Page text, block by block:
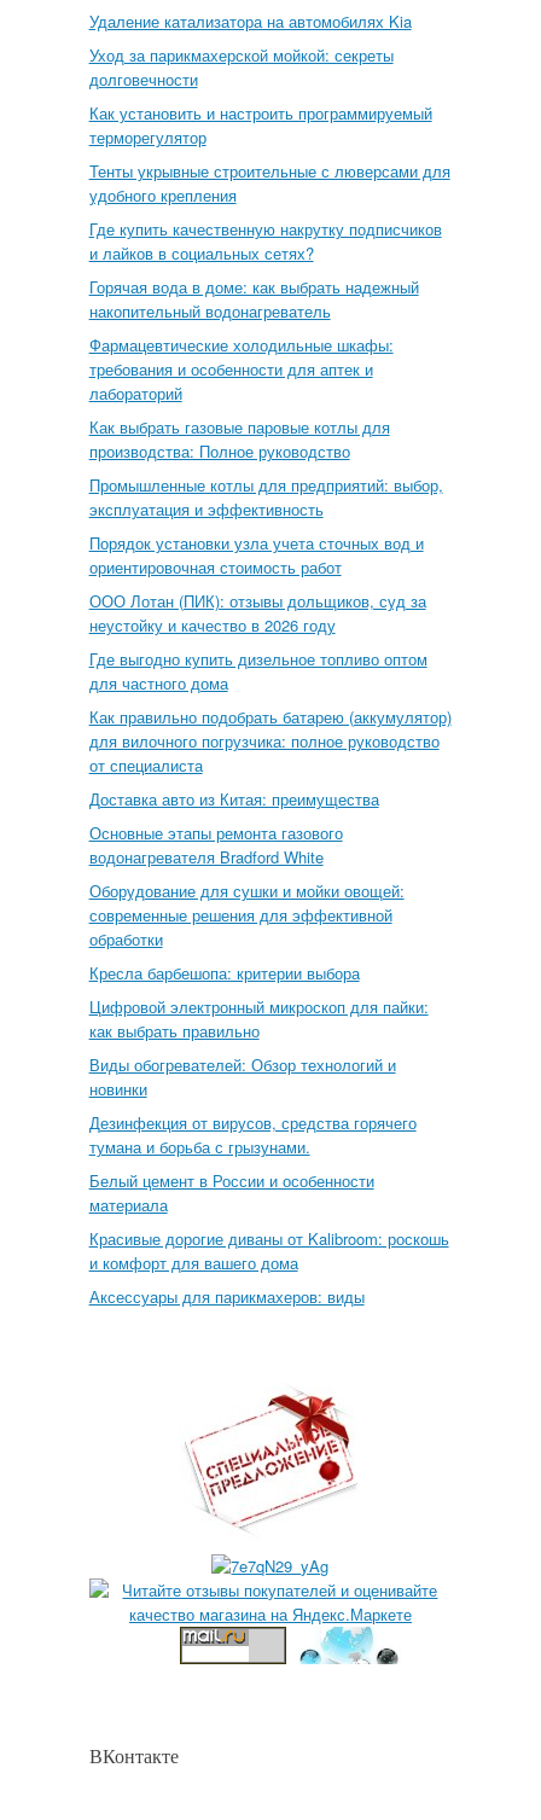
Удаление катализатора на автомобилях Kia
Уход за парикмахерской мойкой: секреты
долговечности
Как установить и настроить программируемый
терморегулятор
Тенты укрывные строительные с люверсами для
удобного крепления
Где купить качественную накрутку подписчиков
и лайков в социальных сетях?
Горячая вода в доме: как выбрать надежный
накопительный водонагреватель
Фармацевтические холодильные шкафы:
требования и особенности для аптек и
лабораторий
Как выбрать газовые паровые котлы для
производства: Полное руководство
Промышленные котлы для предприятий: выбор,
эксплуатация и эффективность
Порядок установки узла учета сточных вод и
ориентировочная стоимость работ
ООО Лотан (ПИК): отзывы дольщиков, суд за
неустойку и качество в 2026 году
Где выгодно купить дизельное топливо оптом
для частного дома
Как правильно подобрать батарею (аккумулятор)
для вилочного погрузчика: полное руководство
от специалиста
Доставка авто из Китая: преимущества
Основные этапы ремонта газового
водонагревателя Bradford White
Оборудование для сушки и мойки овощей:
современные решения для эффективной
обработки
Кресла барбешопа: критерии выбора
Цифровой электронный микроскоп для пайки:
как выбрать правильно
Виды обогревателей: Обзор технологий и
новинки
Дезинфекция от вирусов, средства горячего
тумана и борьба с грызунами.
Белый цемент в России и особенности
материала
Красивые дорогие диваны от Kalibroom: роскошь
и комфорт для вашего дома
Аксессуары для парикмахеров: виды
ВКонтакте